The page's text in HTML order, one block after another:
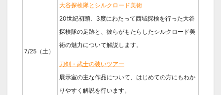
7/25（土）
大谷探検隊とシルクロード美術
20世紀初頭、3度にわたって西域探検を行った大谷
探検隊の足跡と、彼らがもたらしたシルクロード美
術の魅力について解説します。
刀剣・武士の装いツアー
展示室の主な作品について、はじめての方にもわか
りやすく解説を行います。